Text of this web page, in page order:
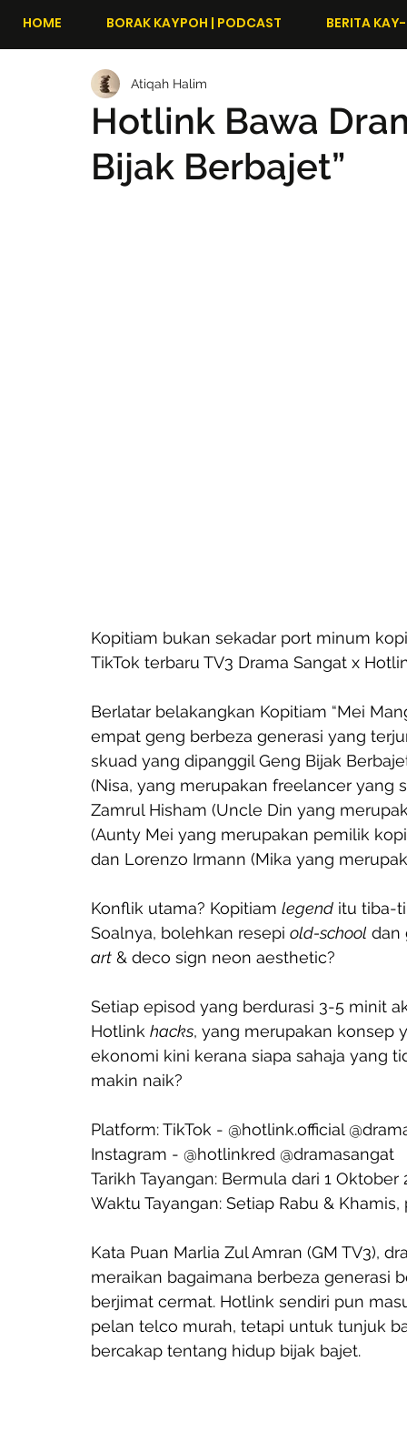
HOME BORAK KAYPOH | PODCAST BERITA
Hotlink Bawa
Bijak Berbajet”
Atiqah Halim
Kopitiam bukan sekadar port minum
TikTok terbaru TV3 Drama Sangat x
Berlatar belakangkan Kopitiam “Mei
empat geng berbeza generasi yang
skuad yang dipanggil Geng Bijak
(Nisa, yang merupakan freelancer
Zamrul Hisham (Uncle Din yang
(Aunty Mei yang merupakan pemilik
dan Lorenzo Irmann (Mika yang
Konflik utama? Kopitiam legend itu tiba-
Soalnya, bolehkan resepi old-school dan
art & deco sign neon aesthetic?
Setiap episod yang berdurasi 3-5 minit
Hotlink hacks, yang merupakan konsep
ekonomi kini kerana siapa sahaja yang
makin naik?
Platform: TikTok - @hotlink.official
Instagram - @hotlinkred @dramasangat
Tarikh Tayangan: Bermula dari 1 Oktober
Waktu Tayangan: Setiap Rabu &
Kata Puan Marlia Zul Amran (GM TV3),
meraikan bagaimana berbeza
berjimat cermat. Hotlink sendiri pun
pelan telco murah, tetapi untuk tunjuk
bercakap tentang hidup bijak bajet.